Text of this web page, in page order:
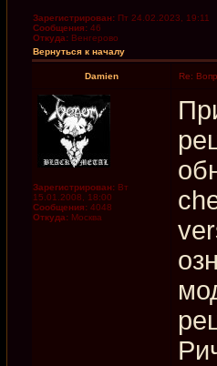
Зарегистрирован: Пт 24.02.2023, 19:11
Сообщения: 46
Откуда: Венгерово
Вернуться к началу
Damien Re:
Зарегистрирован: Вт
15.01.2008, 18:00
Сообщения: 4048
Откуда: Москва